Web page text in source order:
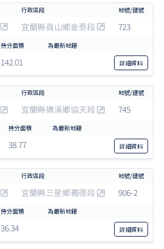
宜蘭縣員山鄉金泰段 723
142.01 詳細資料
宜蘭縣礁溪鄉協天段 745
38.77 詳細資料
宜蘭縣三星鄉義德段 906-2
36.34 詳細資料